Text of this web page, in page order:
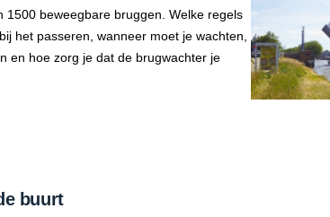
1500 beweegbare bruggen. Welke regels
het passeren, wanneer moet je wachten,
en hoe zorg je dat de brugwachter je
buurt